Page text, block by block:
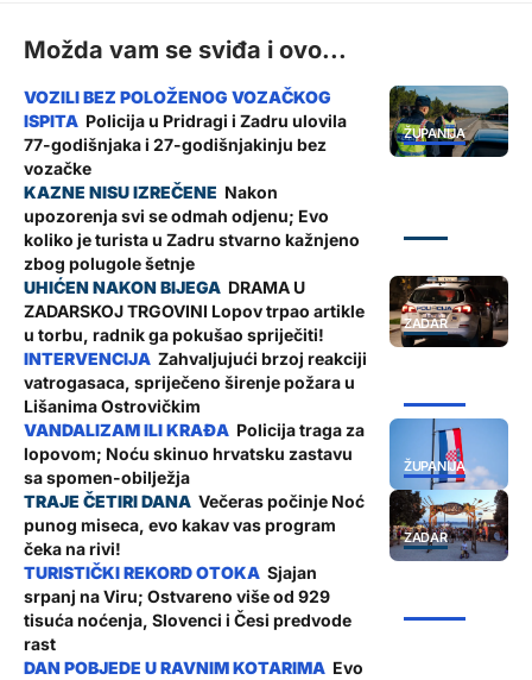
Možda vam se sviđa i ovo...
ŽUPANIJA
Policija u Pridragi i Zadru ulovila
77-godišnjaka i 27-godišnjakinju bez
vozačke
Nakon
upozorenja svi se odmah odjenu; Evo
koliko je turista u Zadru stvarno kažnjeno
zbog polugole šetnje
ZADAR
DRAMA U
ZADARSKOJ TRGOVINI Lopov trpao artikle
u torbu, radnik ga pokušao spriječiti!
Zahvaljujući brzoj reakciji
vatrogasaca, spriječeno širenje požara u
Lišanima Ostrovičkim
ŽUPANIJA
Policija traga za
lopovom; Noću skinuo hrvatsku zastavu
sa spomen-obilježja
ZADAR
Večeras počinje Noć
punog miseca, evo kakav vas program
čeka na rivi!
Sjajan
srpanj na Viru; Ostvareno više od 929
tisuća noćenja, Slovenci i Česi predvode
rast
Evo